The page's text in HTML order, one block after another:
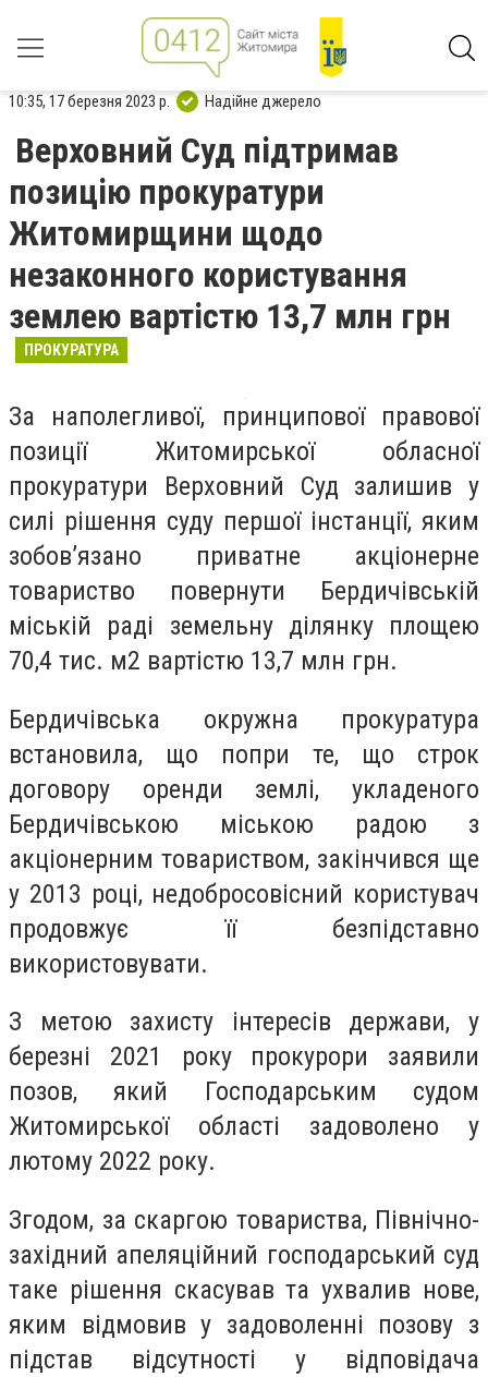
10:35, 17 березня 2023 р. Надійне джерело
Верховний Суд підтримав
позицію прокуратури
Житомирщини щодо
незаконного користування
землею вартістю 13,7 млн грн
ПРОКУРАТУРА
За наполегливої, принципової правової
позиції Житомирської обласної
прокуратури Верховний Суд залишив у
силі рішення суду першої інстанції, яким
зобов’язано приватне акціонерне
товариство повернути Бердичівській
міській раді земельну ділянку площею
70,4 тис. м2 вартістю 13,7 млн грн.
Бердичівська окружна прокуратура
встановила, що попри те, що строк
договору оренди землі, укладеного
Бердичівською міською радою з
акціонерним товариством, закінчився ще
у 2013 році, недобросовісний користувач
продовжує її безпідставно
використовувати.
З метою захисту інтересів держави, у
березні 2021 року прокурори заявили
позов, який Господарським судом
Житомирської області задоволено у
лютому 2022 року.
Згодом, за скаргою товариства, Північно-
західний апеляційний господарський суд
таке рішення скасував та ухвалив нове,
яким відмовив у задоволенні позову з
підстав відсутності у відповідача